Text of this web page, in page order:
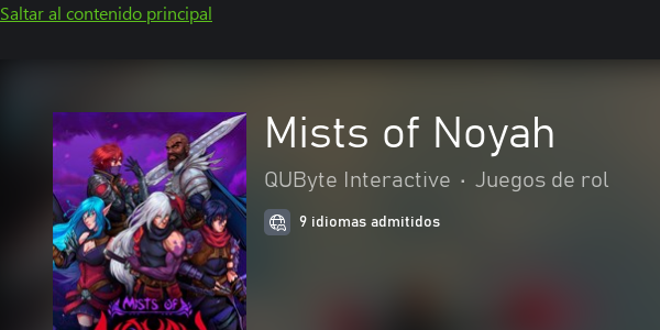
Saltar al contenido principal
Mists of Noyah
QUByte Interactive • Juegos de rol
9 idiomas admitidos